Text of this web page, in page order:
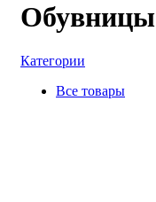
Обувницы
Категории
Все товары